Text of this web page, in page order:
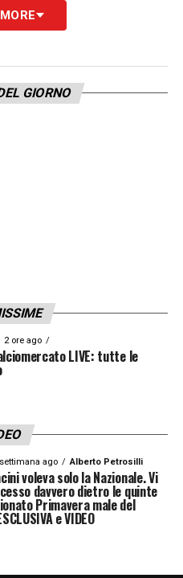
GIORNO
2 ore ago
LIVE: tutte le
ago Alberto Petrosilli
voleva solo la Nazionale. Vi
davvero dietro le quinte
Primavera male del
e VIDEO